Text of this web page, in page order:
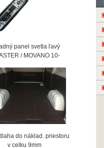
panel svetla ľavý
/ MOVANO 10-
do náklad. priestoru
9mm